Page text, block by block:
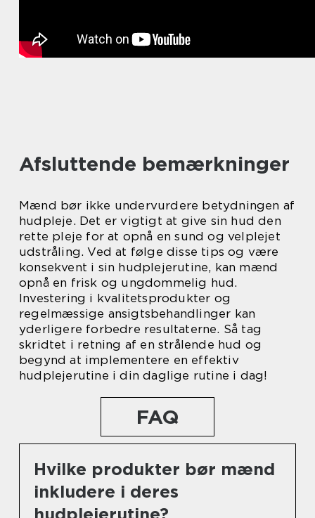
Afsluttende bemærkninger
Mænd bør ikke undervurdere betydningen af
hudpleje. Det er vigtigt at give sin hud den
rette pleje for at opnå en sund og velplejet
udstråling. Ved at følge disse tips og være
konsekvent i sin hudplejerutine, kan mænd
opnå en frisk og ungdommelig hud.
Investering i kvalitetsprodukter og
regelmæssige ansigtsbehandlinger kan
yderligere forbedre resultaterne. Så tag
skridtet i retning af en strålende hud og
begynd at implementere en effektiv
hudplejerutine i din daglige rutine i dag!
FAQ
Hvilke produkter bør mænd
inkludere i deres